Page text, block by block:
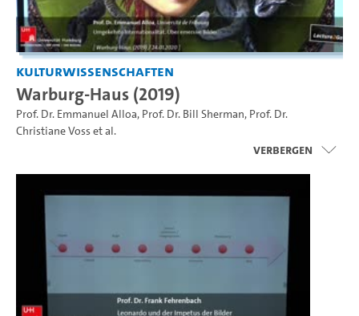
Kulturwissenschaften
Warburg-Haus (2019)
Prof. Dr. Emmanuel Alloa, Prof. Dr. Bill Sherman, Prof. Dr.
Christiane Vosset al.
Verbergen